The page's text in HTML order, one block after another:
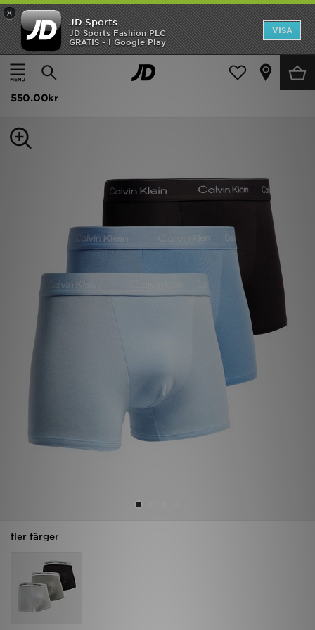
×
JD Sports
JD Sports Fashion PLC
GRATIS - I Google Play
VISA
Hem
Herr Herraccessoarer Underkläder
Calvin Klein Underwear 3-Pack Icon Relaxed Trunks
550.00kr
fler färger
Hem
Rea
Dam
Bästsäljare
Fotboll
Ladda ner appen
Kundservice